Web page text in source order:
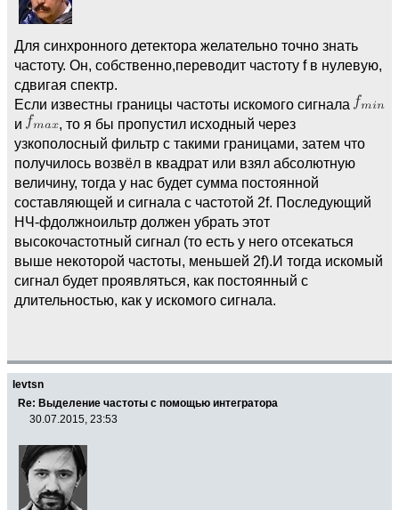
Для синхронного детектора желательно точно знать
частоту. Он, собственно,переводит частоту f в нулевую,
сдвигая спектр.
Если известны границы частоты искомого сигнала
и
, то я бы пропустил исходный через
узкополосный фильтр с такими границами, затем что
получилось возвёл в квадрат или взял абсолютную
величину, тогда у нас будет сумма постоянной
составляющей и сигнала с частотой 2f. Последующий
НЧ-фдолжноильтр должен убрать этот
высокочастотный сигнал (то есть у него отсекаться
выше некоторой частоты, меньшей 2f).И тогда искомый
сигнал будет проявляться, как постоянный с
длительностью, как у искомого сигнала.
levtsn
Re: Выделение частоты с помощью интегратора
30.07.2015, 23:53